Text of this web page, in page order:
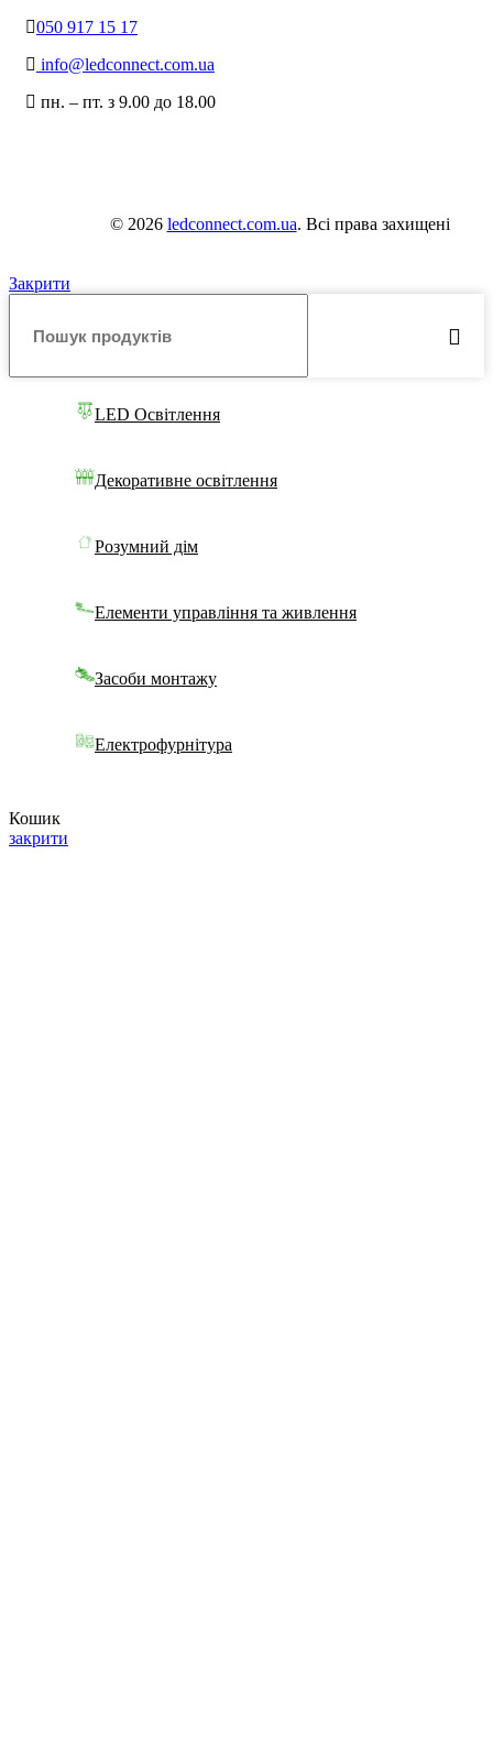
050 917 15 17
info@ledconnect.com.ua
пн. – пт. з 9.00 до 18.00
© 2026 ledconnect.com.ua. Всі права захищені
Закрити
LED Освітлення
Декоративне освітлення
Розумний дім
Елементи управління та живлення
Засоби монтажу
Електрофурнітура
Кошик
закрити